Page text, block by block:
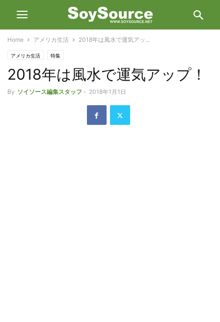
Home アメリカ生活 2018年は風水で運気アッ...
アメリカ生活 特集
2018年は風水で運気アップ！
By ソイソース編集スタッフ - 2018年1月1日